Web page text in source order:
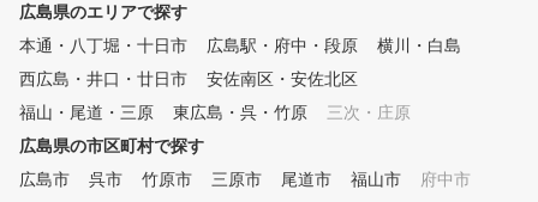
広島県のエリアで探す
本通・八丁堀・十日市
広島駅・府中・段原
横川・白島
西広島・井口・廿日市
安佐南区・安佐北区
福山・尾道・三原
東広島・呉・竹原
三次・庄原
広島県の市区町村で探す
広島市
呉市 竹原市 三原市 尾道市 福山市
府中市